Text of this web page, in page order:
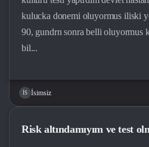
kulucka donemi oluyormus iliski
90, gundrn sonra belli oluyormus
bil...
İS İsimsiz
Risk altındamıyım ve test